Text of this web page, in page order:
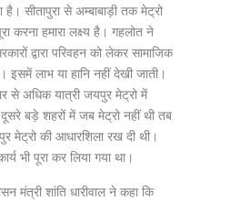
है। सीतापुरा से अम्बाबाड़ी तक मेट्रो
हमारा लक्ष्य है। गहलोत ने
द्वारा परिवहन को लेकर सामाजिक
इसमें लाभ या हानि नहीं देखी जाती।
से अधिक यात्री जयपुर मेट्रो में
बड़े शहरों में जब मेट्रो नहीं थी तब
मेट्रो की आधारशिला रख दी थी।
भी पूरा कर लिया गया था।
मंत्री शांति धारीवाल ने कहा कि